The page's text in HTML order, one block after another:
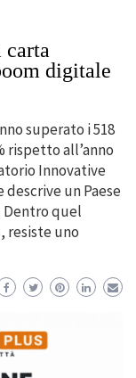
digitale
superato i 518
rispetto all’anno
Innovative
un Paese
Dentro quel
resiste uno